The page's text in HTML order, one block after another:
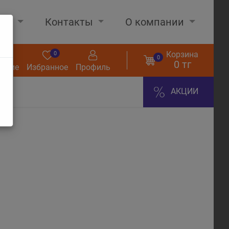
Контакты О компании
Избранное
0
Профиль
0 Корзина
0 тг
АКЦИИ